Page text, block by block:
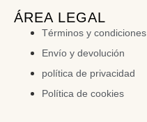
ÁREA LEGAL
Términos y condiciones
Envío y devolución
política de privacidad
Política de cookies